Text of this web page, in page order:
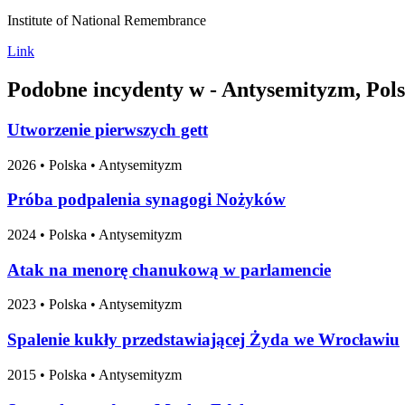
Institute of National Remembrance
Link
Podobne incydenty w - Antysemityzm,
Utworzenie pierwszych gett
2026 • Polska • Antysemityzm
Próba podpalenia synagogi Nożyków
2024 • Polska • Antysemityzm
Atak na menorę chanukową w parlamencie
2023 • Polska • Antysemityzm
Spalenie kukły przedstawiającej Żyda we Wrocławiu
2015 • Polska • Antysemityzm